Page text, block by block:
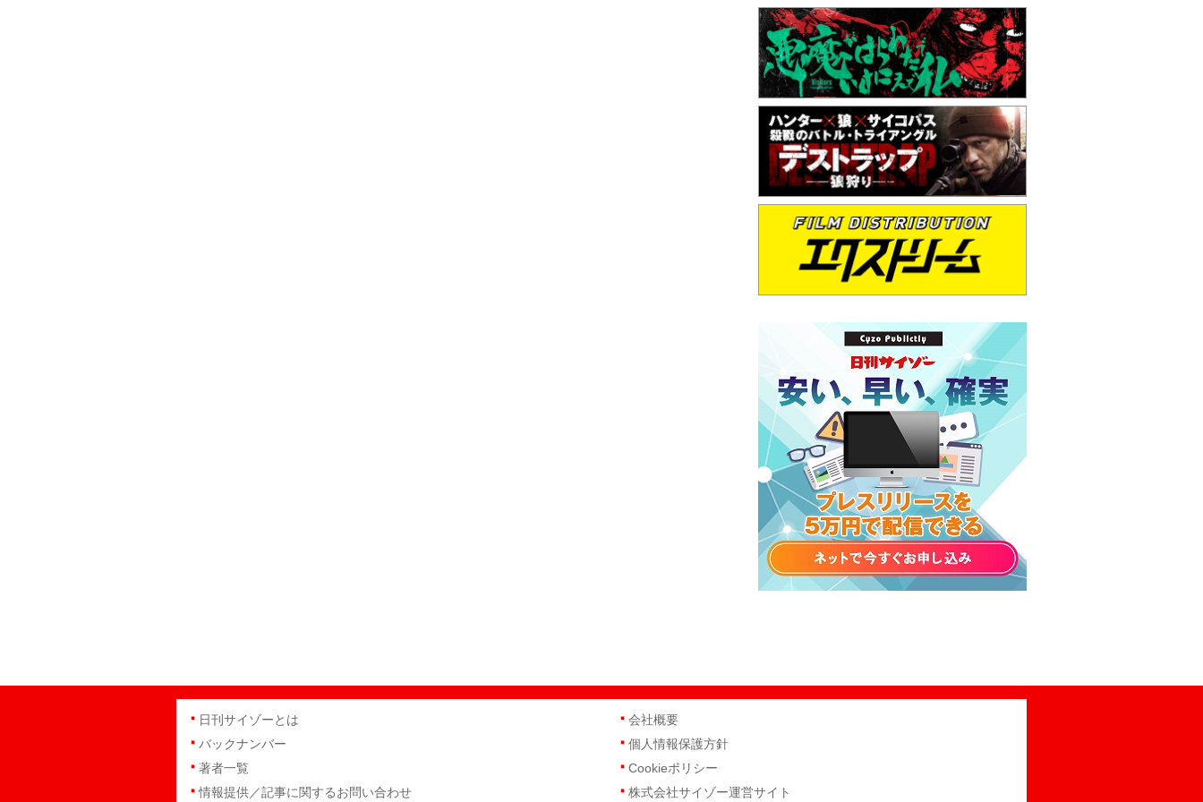
日刊サイゾーとは
バックナンバー
著者一覧
情報提供／記事に関するお問い合わせ
会社概要
個人情報保護方針
Cookieポリシー
株式会社サイゾー運営サイト